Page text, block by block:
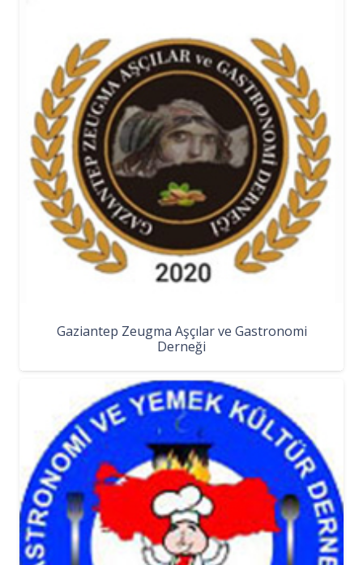
Gaziantep Zeugma Aşçılar ve Gastronomi
Derneği